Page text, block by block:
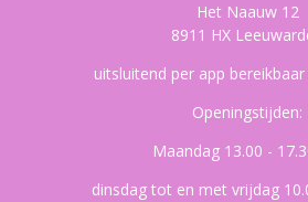
Het Naauw 12
8911 HX
uitsluitend per app
Openingstijden:
Maandag 13.00 -
dinsdag tot en met vrijdag